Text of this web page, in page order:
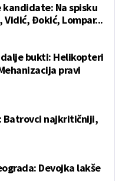
Na spisku
Đokić, Lompar...
dalje bukti: Helikopteri
pravi
Batrovci najkritičniji,
Devojka lakše